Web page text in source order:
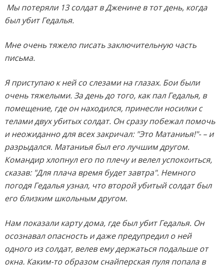
Мы потеряли 13 солдат в Дженине в тот день, когда
был убит Гедалья.
Мне очень тяжело писать заключительную часть
письма.
Я приступаю к ней со слезами на глазах. Бои были
очень тяжелыми. За день до того, как пал Гедалья, в
помещение, где он находился, принесли носилки с
телами двух убитых солдат. Он сразу побежал помочь
и неожиданно для всех закричал: "Это Матаниья!"- – и
разрыдался. Матаниья был его лучшим другом.
Командир хлопнул его по плечу и велел успокоиться,
сказав: "Для плача время будет завтра". Немного
погодя Гедалья узнал, что второй убитый солдат был
его близким школьным другом.
Нам показали карту дома, где был убит Гедалья. Он
осознавал опасность и даже предупредил о ней
одного из солдат, велев ему держаться подальше от
окна. Каким-то образом снайперская пуля попала в